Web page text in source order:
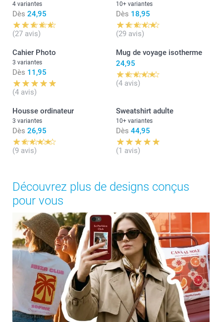
4 variantes
Dès 24,95
(27 avis)
10+ variantes
Dès 18,95
(29 avis)
Cahier Photo
3 variantes
Dès 11,95
(4 avis)
Mug de voyage isotherme
24,95
(4 avis)
Housse ordinateur
3 variantes
Dès 26,95
(9 avis)
Sweatshirt adulte
10+ variantes
Dès 44,95
(1 avis)
Découvrez plus de designs conçus
pour vous